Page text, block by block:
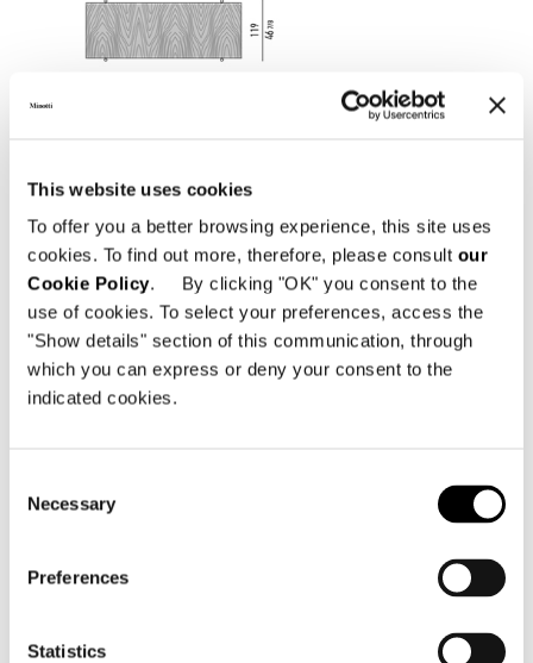
This website uses cookies
To offer you a better browsing experience, this site uses
cookies. To find out more, therefore, please consult our
Cookie Policy. By clicking "OK" you consent to the
use of cookies. To select your preferences, access the
"Show details" section of this communication, through
which you can express or deny your consent to the
indicated cookies.
Selection
Necessary
Preferences
Statistics